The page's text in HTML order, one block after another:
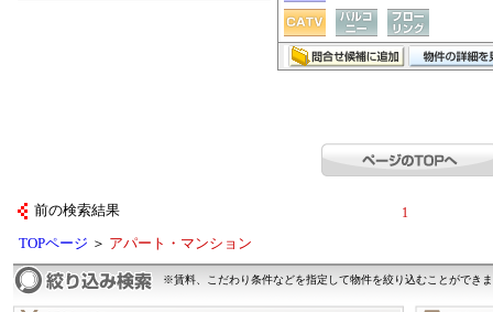
前の検索結果 1
TOPページ ＞ アパート・マンション
※賃料、こだわり条件などを指定して物件を絞り込むことができ